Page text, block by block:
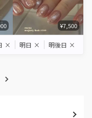
¥7,500
× 明日 × 明後日 ×